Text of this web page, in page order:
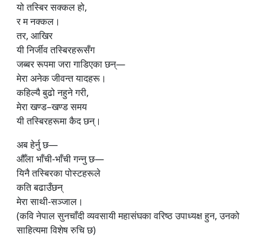
यो तस्बिर सक्कल हो,
र म नक्कल।
तर, आखिर
यी निर्जीव तस्बिरहरूसँग
जब्बर रूपमा जरा गाडिएका छन्—
मेरा अनेक जीवन्त यादहरू।
कहिल्यै बुढो नहुने गरी,
मेरा खण्ड–खण्ड समय
यी तस्बिरहरूमा कैद छन्।
अब हेर्नु छ—
औँला भाँची-भाँची गन्नु छ—
यिनै तस्बिरका पोस्टहरूले
कति बढाउँछन्
मेरा साथी-सञ्जाल।
(कवि नेपाल सुनचाँदी व्यवसायी महासंघका वरिष्ठ उपाध्यक्ष हुन, उनको
साहित्यमा विशेष रुचि छ)